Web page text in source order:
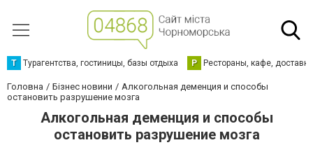
Т Турагентства, гостиницы, базы отдыха Р Рестораны, кафе,
Головна Бізнес новини
Алкогольная деменция и способы
остановить разрушение мозга
Алкогольная деменция и способы
остановить разрушение мозга